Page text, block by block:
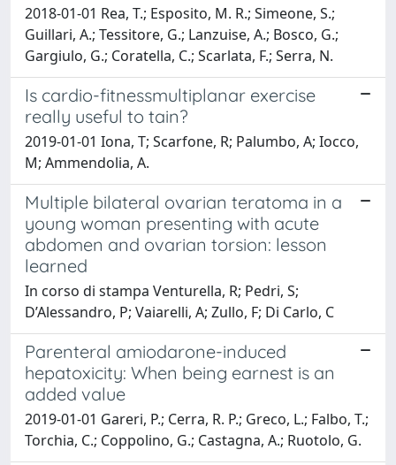
2018-01-01 Rea, T.; Esposito, M. R.; Simeone, S.;
Guillari, A.; Tessitore, G.; Lanzuise, A.; Bosco, G.;
Gargiulo, G.; Coratella, C.; Scarlata, F.; Serra, N.
Is cardio-fitnessmultiplanar exercise
really useful to tain?
2019-01-01 Iona, T; Scarfone, R; Palumbo, A; Iocco,
M; Ammendolia, A.
Multiple bilateral ovarian teratoma in a
young woman presenting with acute
abdomen and ovarian torsion: lesson
learned
In corso di stampa Venturella, R; Pedri, S;
D’Alessandro, P; Vaiarelli, A; Zullo, F; Di Carlo, C
Parenteral amiodarone-induced
hepatoxicity: When being earnest is an
added value
2019-01-01 Gareri, P.; Cerra, R. P.; Greco, L.; Falbo, T.;
Torchia, C.; Coppolino, G.; Castagna, A.; Ruotolo, G.